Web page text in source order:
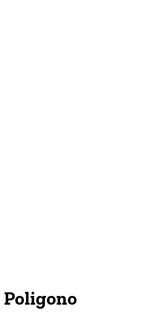
Poligono